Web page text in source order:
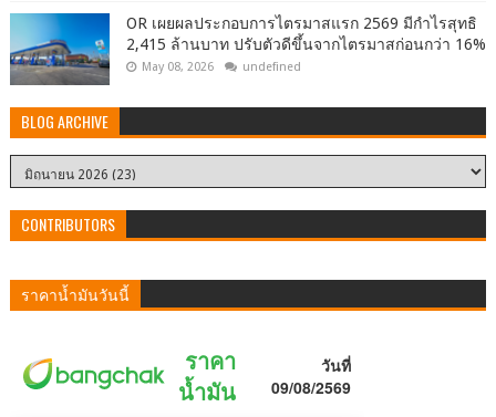
OR เผยผลประกอบการไตรมาสแรก 2569 มีกำไรสุทธิ
2,415 ล้านบาท ปรับตัวดีขึ้นจากไตรมาสก่อนกว่า 16%
May 08, 2026 undefined
BLOG ARCHIVE
CONTRIBUTORS
ราคาน้ำมันวันนี้